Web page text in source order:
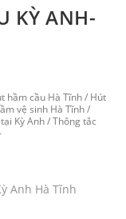
KỲ ANH-
hầm cầu Hà Tĩnh / Hút
vệ sinh Hà Tĩnh /
Kỳ Anh / Thông tắc
Anh Hà Tĩnh